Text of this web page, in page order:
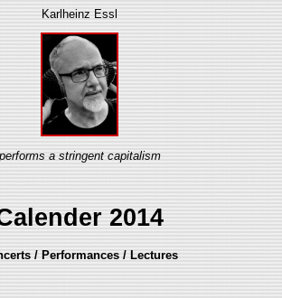
Karlheinz Essl
performs a stringent capitalism
2014
/ Performances / Lectures